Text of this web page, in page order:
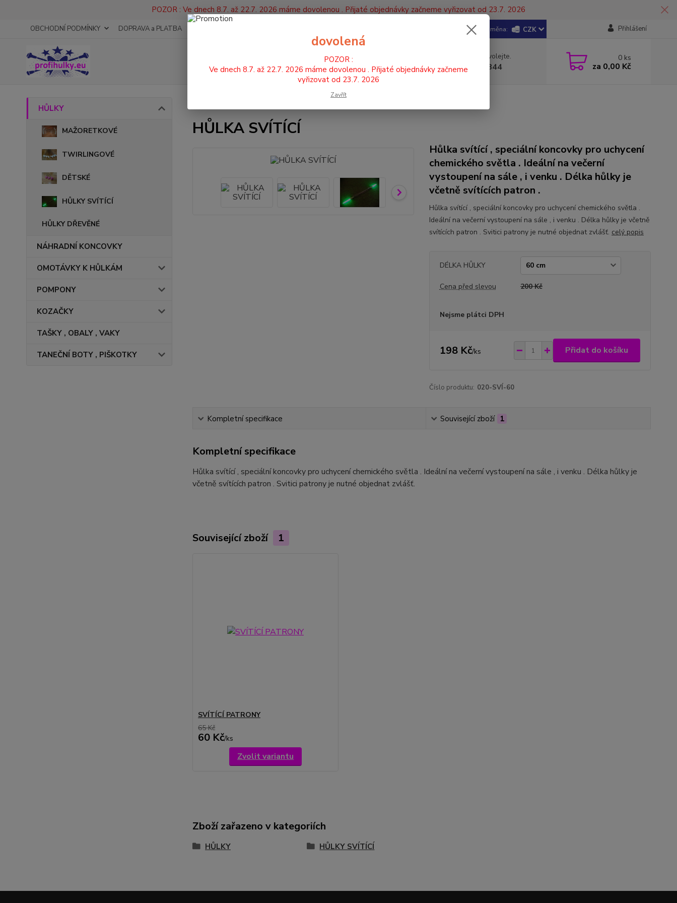
POZOR : Ve dnech 8.7. až 22.7. 2026 máme dovolenou . Přijaté objednávky začneme vyřizovat od 23.7. 2026
OBCHODNÍ PODMÍNKY DOPRAVA a PLATBA CZK Přihlášení
Hledat Nevíte si rady? Zavolejte.
+420 602 446 844
0 ks
za 0,00 Kč
HŮLKY
MAŽORETKOVÉ
TWIRLINGOVÉ
DĚTSKÉ
HŮLKY SVÍTÍCÍ
HŮLKY DŘEVĚNÉ
NÁHRADNÍ KONCOVKY
OMOTÁVKY K HŮLKÁM
POMPONY
KOZAČKY
TAŠKY , OBALY , VAKY
TANEČNÍ BOTY , PIŠKOTKY
HŮLKA SVÍTÍCÍ
Hůlka svítící , speciální koncovky pro uchycení
chemického světla . Ideální na večerní
vystoupení na sále , i venku . Délka hůlky je
včetně svítících patron .
Hůlka svítící , speciální koncovky pro uchycení chemického světla .
Ideální na večerní vystoupení na sále , i venku . Délka hůlky je včetně
svítících patron . Svitici patrony je nutné objednat zvlášť. celý popis
DÉLKA HŮLKY
Cena před slevou 200 Kč
Nejsme plátci DPH
198 Kč/ks Přidat do košíku
Číslo produktu: 020-SVÍ-60
Kompletní specifikace Související zboží 1
Kompletní specifikace
Hůlka svítící , speciální koncovky pro uchycení chemického světla . Ideální na večerní vystoupení na sále , i venku . Délka hůlky je
včetně svítících patron . Svitici patrony je nutné objednat zvlášť.
Související zboží 1
SVÍTÍCÍ PATRONY
65 Kč
60 Kč/ks
Zvolit variantu
Zboží zařazeno v kategoriích
HŮLKY HŮLKY SVÍTÍCÍ
dovolená
POZOR :
Ve dnech 8.7. až 22.7. 2026 máme dovolenou . Přijaté objednávky začneme
vyřizovat od 23.7. 2026
Zavřít